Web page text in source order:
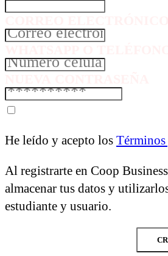
He leído y acepto los
Al registrarte en Coop
almacenar tus datos y
estudiante y usuario.